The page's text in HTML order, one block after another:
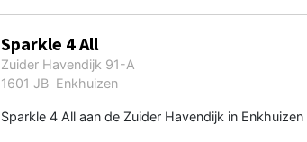
Sparkle 4 All
Zuider Havendijk 91-A
1601 JB Enkhuizen
Sparkle 4 All aan de Zuider Havendijk in Enkhuizen